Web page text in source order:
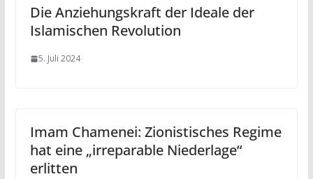
Die Anziehungskraft der Ideale der
Islamischen Revolution
5. Juli 2024
Imam Chamenei: Zionistisches Regime
hat eine „irreparable Niederlage“
erlitten